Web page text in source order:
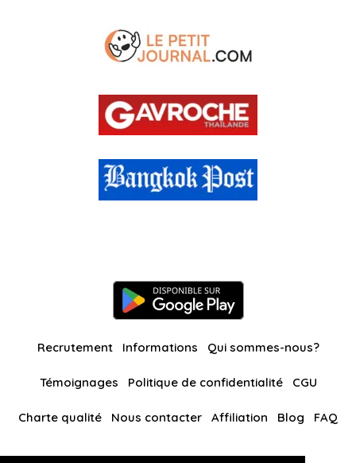
Recrutement Informations Qui sommes-nous?
Témoignages Politique de confidentialité CGU
Charte qualité Nous contacter Affiliation Blog FAQ